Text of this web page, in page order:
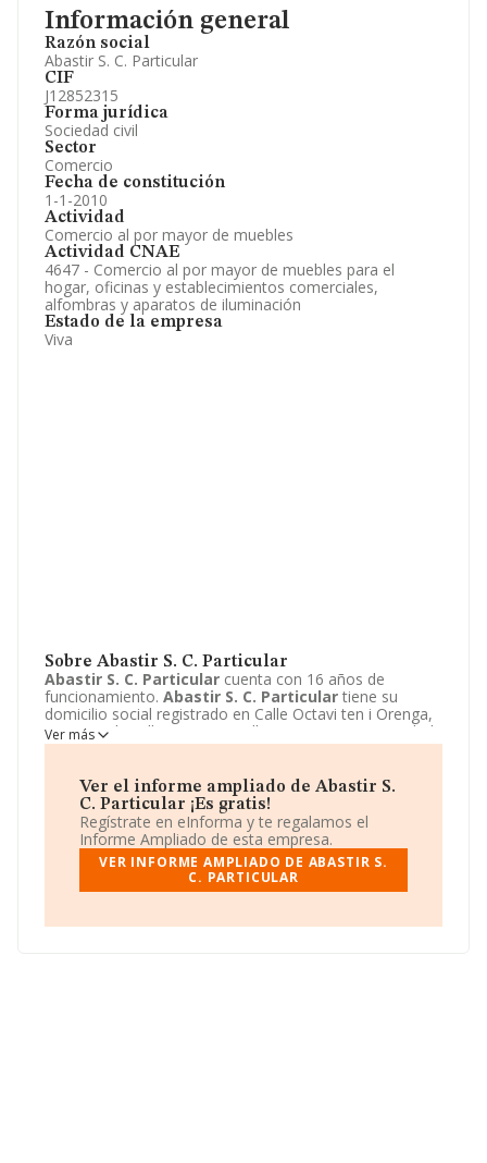
Información general
Razón social
Abastir S. C. Particular
CIF
J12852315
Forma jurídica
Sociedad civil
Sector
Comercio
Fecha de constitución
1-1-2010
Actividad
Comercio al por mayor de muebles
Actividad CNAE
4647 - Comercio al por mayor de muebles para el
hogar, oficinas y establecimientos comerciales,
alfombras y aparatos de iluminación
Estado de la empresa
Viva
Sobre Abastir S. C. Particular
Abastir S. C. Particular cuenta con 16 años de
funcionamiento. Abastir S. C. Particular tiene su
domicilio social registrado en Calle Octavi ten i Orenga,
47 - 4 10, la vall D'uixo, Castellon. Enmarca su actividad
CNAE principal como 4647 - Comercio al por mayor de
comerciales, alfombras y aparatos de iluminación.
Abastir S. C. Particular aparece inscrita como
Sociedad civil.
Ver más
Ver el informe ampliado de Abastir S.
C. Particular ¡Es gratis!
Regístrate en eInforma y te regalamos el
Informe Ampliado de esta empresa.
VER INFORME AMPLIADO DE ABASTIR S.
C. PARTICULAR
Información oficial y registral complementaria.